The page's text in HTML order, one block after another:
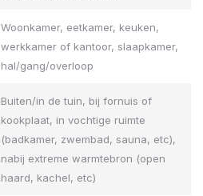
Woonkamer, eetkamer, keuken,
werkkamer of kantoor, slaapkamer,
hal/gang/overloop
Buiten/in de tuin, bij fornuis of
kookplaat, in vochtige ruimte
(badkamer, zwembad, sauna, etc),
nabij extreme warmtebron (open
haard, kachel, etc)